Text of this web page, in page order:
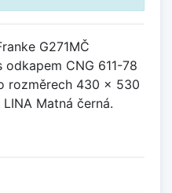
G271MČ
CNG 611-78
rozměrech 430 x 530
Matná černá.